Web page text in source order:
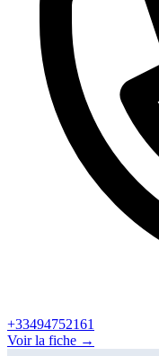
+33494752161
Voir la fiche →